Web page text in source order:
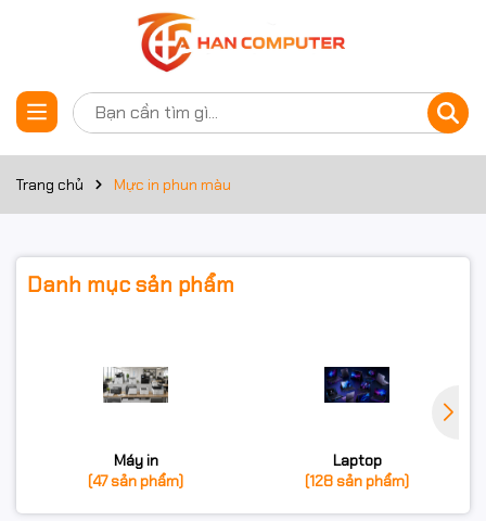
Trang chủ Mực in phun màu
Danh mục sản phẩm
Máy in
(47 sản phẩm)
Laptop
(128 sản phẩm)